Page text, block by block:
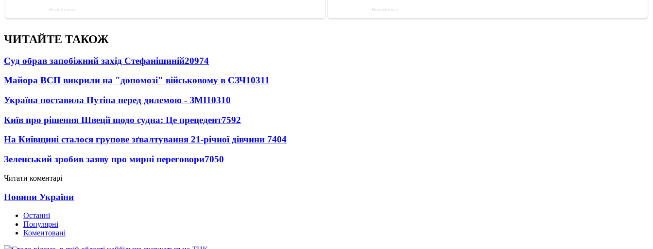
ЧИТАЙТЕ ТАКОЖ
Суд обрав запобіжний захід Стефанішиній20974
Майора ВСП викрили на "допомозі" військовому в СЗЧ10311
Україна поставила Путіна перед дилемою - ЗМІ10310
Київ про рішення Швеції щодо судна: Це прецедент7592
На Київщині сталося групове зґвалтування 21-річної дівчини 7404
Зеленський зробив заяву про мирні переговори7050
Читати коментарі
Новини України
Останні
Популярні
Коментовані